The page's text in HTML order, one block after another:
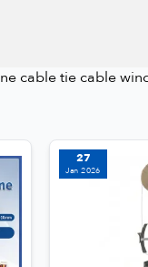
cable tie cable
27
Jan 2026